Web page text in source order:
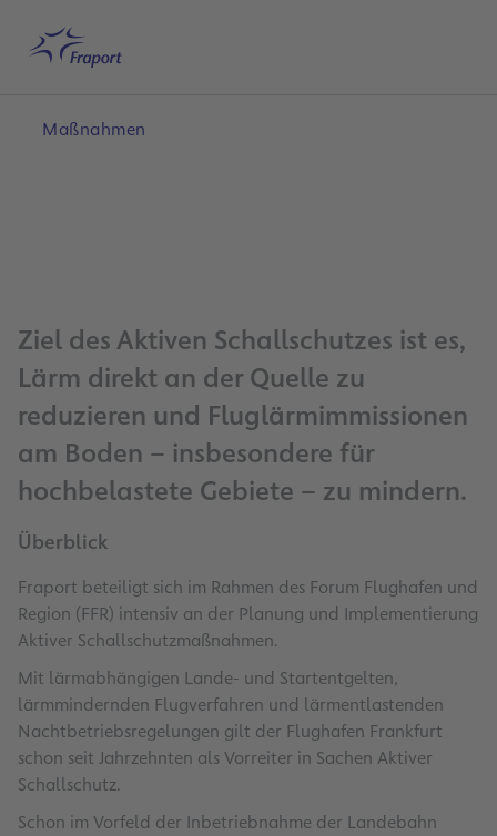
Startseite
Maßnahmen
Ziel des Aktiven Schallschutzes ist es,
Lärm direkt an der Quelle zu
reduzieren und Fluglärmimmissionen
am Boden – insbesondere für
hochbelastete Gebiete – zu mindern.
Überblick
Fraport beteiligt sich im Rahmen des Forum Flughafen und
Region (FFR) intensiv an der Planung und Implementierung
Aktiver Schallschutzmaßnahmen.
Mit lärmabhängigen Lande- und Startentgelten,
lärmmindernden Flugverfahren und lärmentlastenden
Nachtbetriebsregelungen gilt der Flughafen Frankfurt
schon seit Jahrzehnten als Vorreiter in Sachen Aktiver
Schallschutz.
Schon im Vorfeld der Inbetriebnahme der Landebahn